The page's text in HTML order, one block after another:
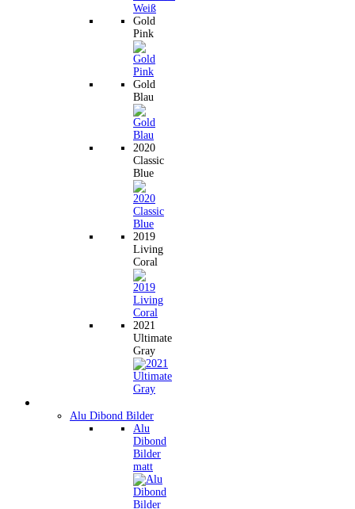
Gold
Pink
Gold
Blau
2020
Classic
Blue
2019
Living
Coral
2021
Ultimate
Gray
Alu Dibond Bilder
Alu
Dibond
Bilder
matt